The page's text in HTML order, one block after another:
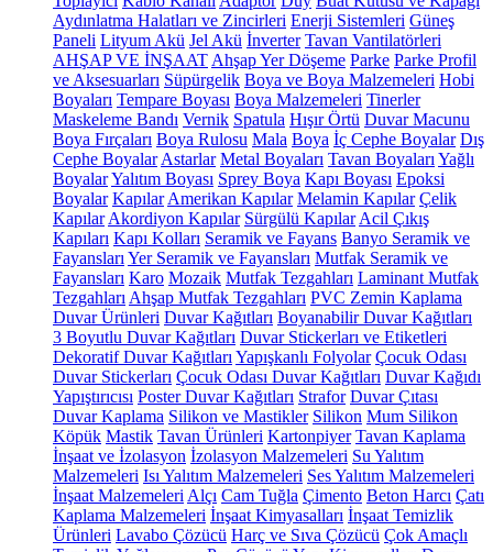
Aydınlatma Halatları ve Zincirleri Enerji Sistemleri Güneş
Paneli Lityum Akü Jel Akü İnverter Tavan Vantilatörleri
AHŞAP VE İNŞAAT Ahşap Yer Döşeme Parke Parke Profil
ve Aksesuarları Süpürgelik Boya ve Boya Malzemeleri Hobi
Boyaları Tempare Boyası Boya Malzemeleri Tinerler
Maskeleme Bandı Vernik Spatula Hışır Örtü Duvar Macunu
Boya Fırçaları Boya Rulosu Mala Boya İç Cephe Boyalar Dış
Cephe Boyalar Astarlar Metal Boyaları Tavan Boyaları Yağlı
BoyalarYalıtım Boyası Sprey Boya Kapı Boyası Epoksi
Boyalar Kapılar Amerikan Kapılar Melamin Kapılar Çelik
Kapılar Akordiyon Kapılar Sürgülü Kapılar Acil Çıkış
Kapıları Kapı Kolları Seramik ve Fayans Banyo Seramik ve
Fayansları Yer Seramik ve Fayansları Mutfak Seramik ve
Fayansları Karo Mozaik Mutfak Tezgahları Laminant Mutfak
Tezgahları Ahşap Mutfak Tezgahları PVC Zemin Kaplama
Duvar Ürünleri Duvar Kağıtları Boyanabilir Duvar Kağıtları
3 Boyutlu Duvar Kağıtları Duvar Stickerları ve Etiketleri
Dekoratif Duvar Kağıtları Yapışkanlı Folyolar Çocuk Odası
Duvar Stickerları Çocuk Odası Duvar Kağıtları Duvar Kağıdı
Yapıştırıcısı Poster Duvar Kağıtları Strafor Duvar Çıtası
Duvar Kaplama Silikon ve Mastikler Silikon Mum Silikon
Köpük Mastik Tavan Ürünleri Kartonpiyer Tavan Kaplama
İnşaat ve İzolasyon İzolasyon Malzemeleri Su Yalıtım
Malzemeleri Isı Yalıtım Malzemeleri Ses Yalıtım Malzemeleri
İnşaat Malzemeleri Alçı Cam Tuğla Çimento Beton Harcı Çatı
Kaplama Malzemeleri İnşaat Kimyasalları İnşaat Temizlik
Ürünleri Lavabo Çözücü Harç ve Sıva Çözücü Çok Amaçlı